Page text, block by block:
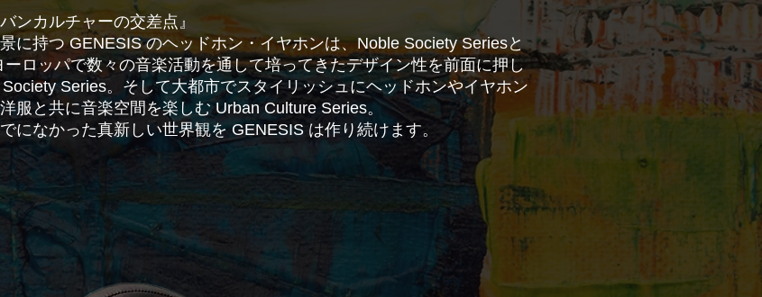
ンカルチャーの交差点』
に持つ GENESIS のヘッドホン・イヤホンは、Noble Society Seriesと
ロッパで数々の音楽活動を通して培ってきたデザイン性を前面に押し
Series。そして大都市でスタイリッシュにヘッドホンやイヤホン
服と共に音楽空間を楽しむ Urban Culture Series。
になかった真新しい世界観を GENESIS は作り続けます。